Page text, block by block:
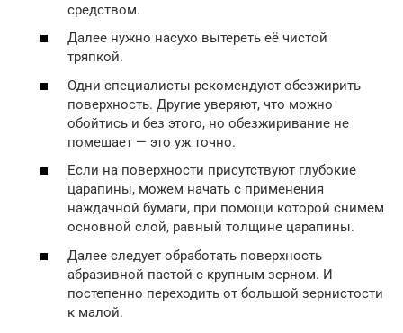
средством.
Далее нужно насухо вытереть её чистой
тряпкой.
Одни специалисты рекомендуют обезжирить
поверхность. Другие уверяют, что можно
обойтись и без этого, но обезжиривание не
помешает — это уж точно.
Если на поверхности присутствуют глубокие
царапины, можем начать с применения
наждачной бумаги, при помощи которой снимем
основной слой, равный толщине царапины.
Далее следует обработать поверхность
абразивной пастой с крупным зерном. И
постепенно переходить от большой зернистости
к малой.